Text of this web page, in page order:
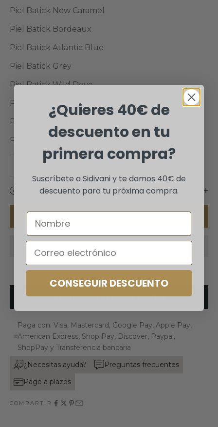
Piel Batick New Caramel
Piel Batick Bordeaux
Piel Batick Atlantic Blue
Piel Batick Grey
Piel Batick Wild Dove
Piel Batick Brown
Piel Batick Warm Brown
Piel Batick Thyme Green
Reducir cantidadAumentar cantidad
Importante
CITA PARA VERLO EN TIENDA
Paga con: Visa, Mastercard, Google Pay, Apple Pay,
American Express, Shop Pay, Discover, Paypal,
ShopPay y Transferencia bancaria
¿Necesitas ayuda?
Preguntas frecuentes
Pago a plazos
COMPARTIR
¿Quieres 40€ de
descuento en tu
primera compra?
Suscríbete a Sidivani y te damos 40€ de
descuento para tu próxima compra.
Nombre
Email
CONSEGUIR DESCUENTO